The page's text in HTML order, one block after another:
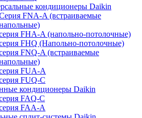
кондиционеры Daikin
FNA-A (встраиваемые
FHA-A (напольно-потолочные)
FHQ (Напольно-потолочные)
FNQ-A (встраиваемые
FUA-A
FUQ-C
кондиционеры Daikin
FAQ-C
FAA-A